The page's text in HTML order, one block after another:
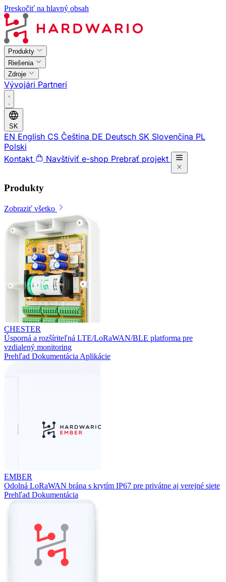
Preskočiť na hlavný obsah
Produkty
Riešenia
Zdroje
Vývojári Partneri
SK
EN English CS Čeština DE Deutsch SK Slovenčina PL
Polski
Kontakt
Navštíviť e-shop Prebrať projekt
Produkty
Zobraziť všetko
CHESTER
Úsporná a rozšíriteľná LTE/LoRaWAN/BLE platforma pre
vzdialený monitoring
Prehľad Dokumentácia Aplikácie
EMBER
Odolná LoRaWAN brána s krytím IP67 pre privátne aj verejné siete
Prehľad Dokumentácia